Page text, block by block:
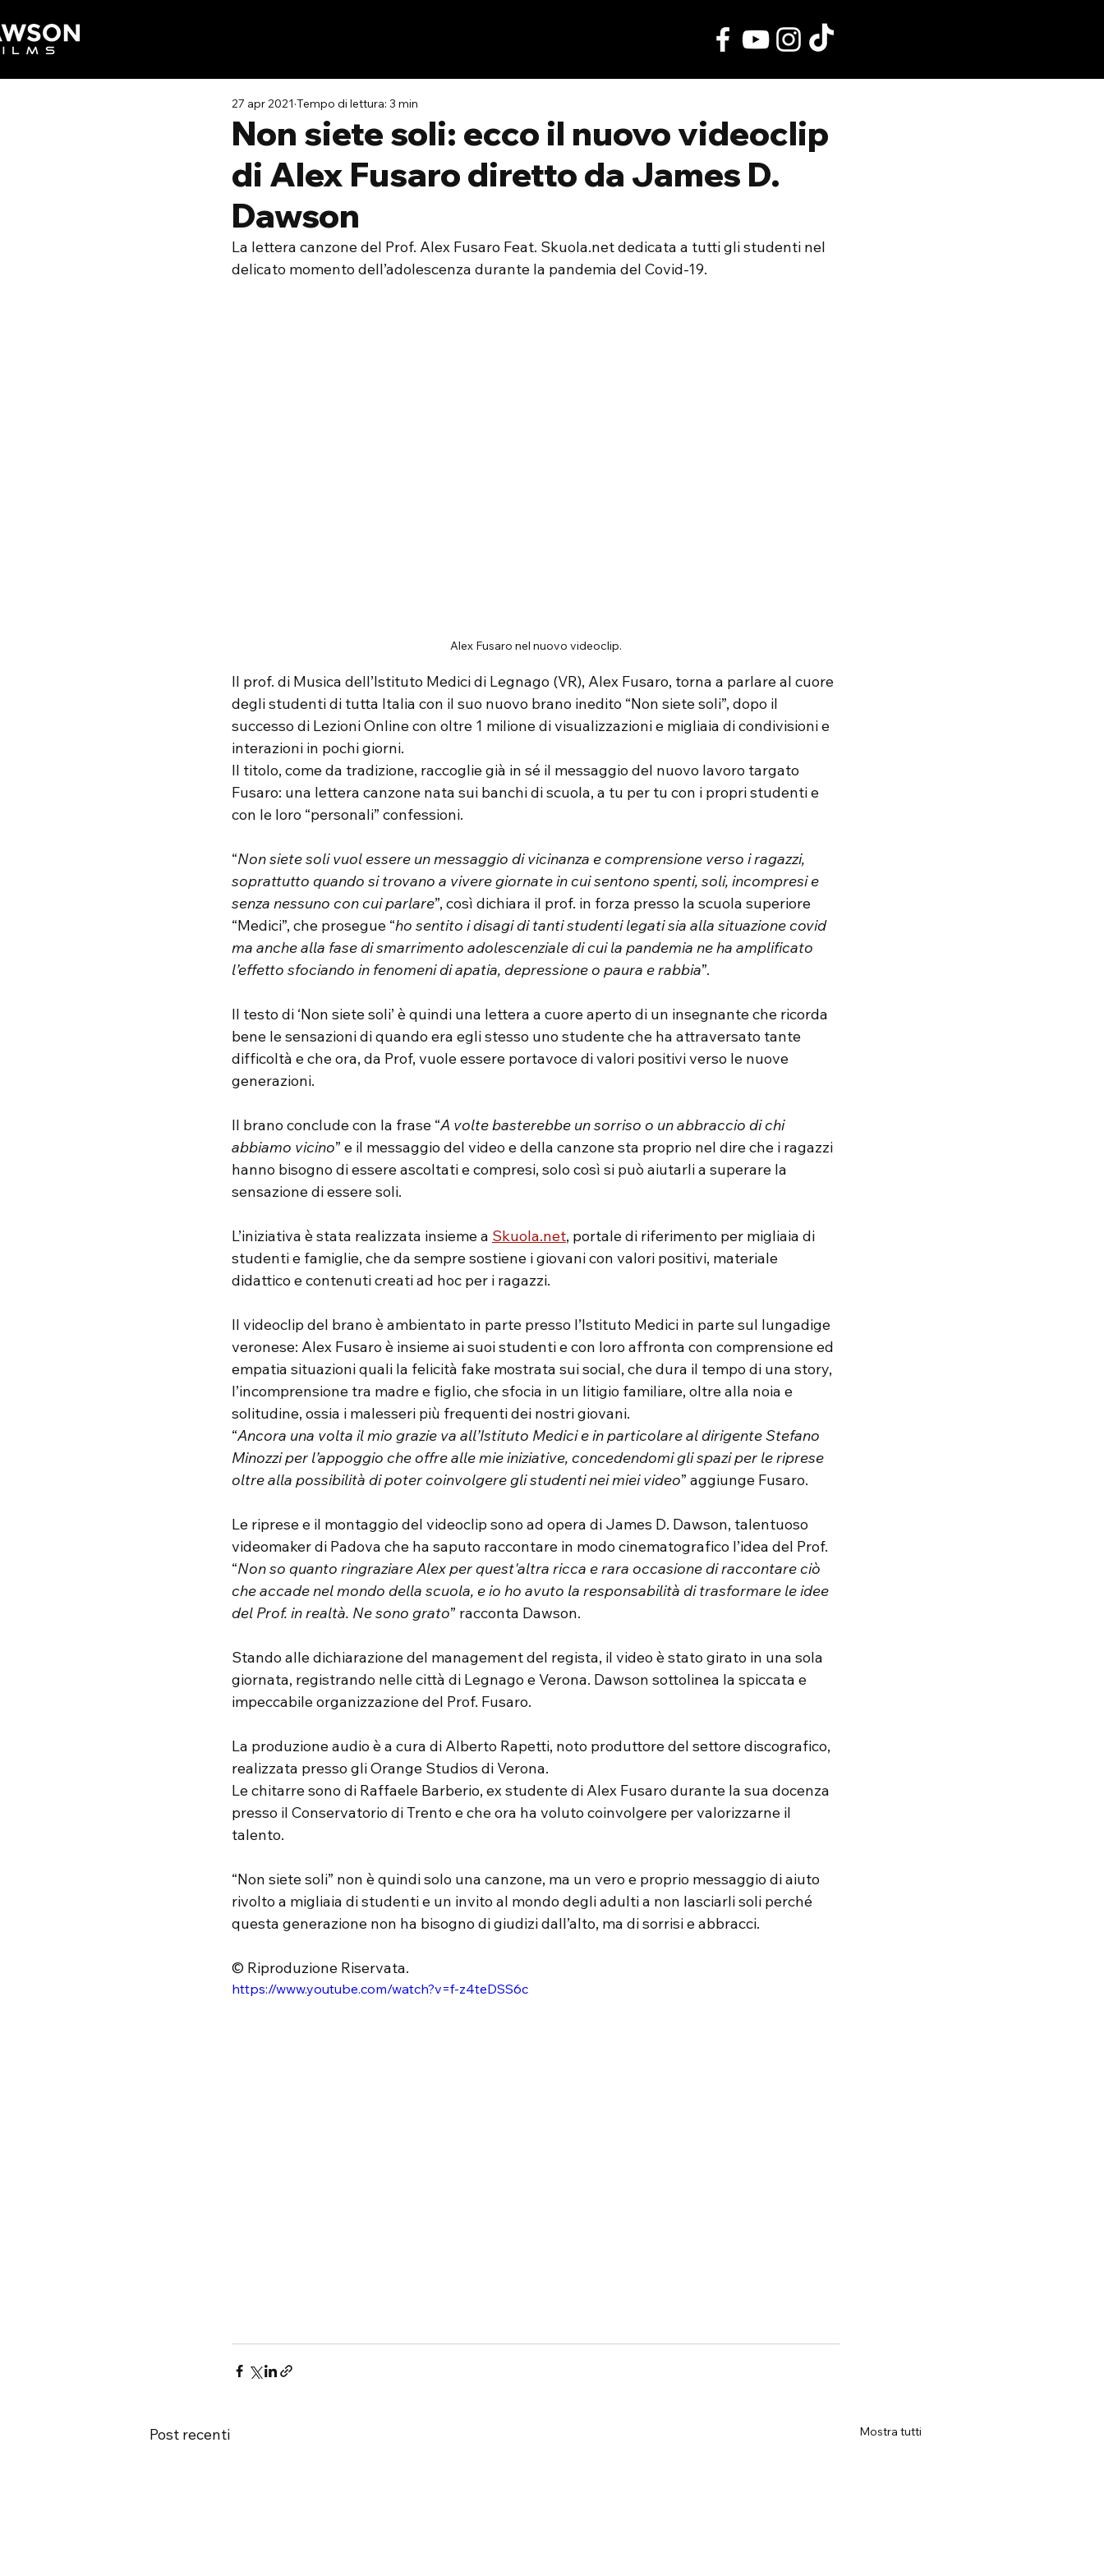
Non siete soli: ecco il nuovo videoclip
di Alex Fusaro diretto da James D.
Dawson
27 apr 2021 Tempo di lettura: 3 min
La lettera canzone del Prof. Alex Fusaro Feat. Skuola.net dedicata a tutti gli studenti nel
delicato momento dell’adolescenza durante la pandemia del Covid-19.
Alex Fusaro nel nuovo videoclip.
Il prof. di Musica dell’Istituto Medici di Legnago (VR), Alex Fusaro, torna a parlare al cuore
degli studenti di tutta Italia con il suo nuovo brano inedito “Non siete soli”, dopo il
successo di Lezioni Online con oltre 1 milione di visualizzazioni e migliaia di condivisioni e
interazioni in pochi giorni.
Il titolo, come da tradizione, raccoglie già in sé il messaggio del nuovo lavoro targato
Fusaro: una lettera canzone nata sui banchi di scuola, a tu per tu con i propri studenti e
con le loro “personali” confessioni.
“Non siete soli vuol essere un messaggio di vicinanza e comprensione verso i ragazzi,
soprattutto quando si trovano a vivere giornate in cui sentono spenti, soli, incompresi e
senza nessuno con cui parlare”, così dichiara il prof. in forza presso la scuola superiore
“Medici”, che prosegue “ho sentito i disagi di tanti studenti legati sia alla situazione covid
ma anche alla fase di smarrimento adolescenziale di cui la pandemia ne ha amplificato
l’effetto sfociando in fenomeni di apatia, depressione o paura e rabbia”.
Il testo di ‘Non siete soli’ è quindi una lettera a cuore aperto di un insegnante che ricorda
bene le sensazioni di quando era egli stesso uno studente che ha attraversato tante
difficoltà e che ora, da Prof, vuole essere portavoce di valori positivi verso le nuove
generazioni.
Il brano conclude con la frase “A volte basterebbe un sorriso o un abbraccio di chi
abbiamo vicino” e il messaggio del video e della canzone sta proprio nel dire che i ragazzi
hanno bisogno di essere ascoltati e compresi, solo così si può aiutarli a superare la
sensazione di essere soli.
L’iniziativa è stata realizzata insieme a Skuola.net, portale di riferimento per migliaia di
studenti e famiglie, che da sempre sostiene i giovani con valori positivi, materiale
didattico e contenuti creati ad hoc per i ragazzi.
Il videoclip del brano è ambientato in parte presso l’Istituto Medici in parte sul lungadige
veronese: Alex Fusaro è insieme ai suoi studenti e con loro affronta con comprensione ed
empatia situazioni quali la felicità fake mostrata sui social, che dura il tempo di una story,
l’incomprensione tra madre e figlio, che sfocia in un litigio familiare, oltre alla noia e
solitudine, ossia i malesseri più frequenti dei nostri giovani.
“Ancora una volta il mio grazie va all’Istituto Medici e in particolare al dirigente Stefano
Minozzi per l’appoggio che offre alle mie iniziative, concedendomi gli spazi per le riprese
oltre alla possibilità di poter coinvolgere gli studenti nei miei video” aggiunge Fusaro.
Le riprese e il montaggio del videoclip sono ad opera di James D. Dawson, talentuoso
videomaker di Padova che ha saputo raccontare in modo cinematografico l’idea del Prof.
“Non so quanto ringraziare Alex per quest'altra ricca e rara occasione di raccontare ciò
che accade nel mondo della scuola, e io ho avuto la responsabilità di trasformare le idee
del Prof. in realtà. Ne sono grato” racconta Dawson.
Stando alle dichiarazione del management del regista, il video è stato girato in una sola
giornata, registrando nelle città di Legnago e Verona. Dawson sottolinea la spiccata e
impeccabile organizzazione del Prof. Fusaro.
La produzione audio è a cura di Alberto Rapetti, noto produttore del settore discografico,
realizzata presso gli Orange Studios di Verona.
Le chitarre sono di Raffaele Barberio, ex studente di Alex Fusaro durante la sua docenza
presso il Conservatorio di Trento e che ora ha voluto coinvolgere per valorizzarne il
talento.
“Non siete soli” non è quindi solo una canzone, ma un vero e proprio messaggio di aiuto
rivolto a migliaia di studenti e un invito al mondo degli adulti a non lasciarli soli perché
questa generazione non ha bisogno di giudizi dall’alto, ma di sorrisi e abbracci.
© Riproduzione Riservata.
https://www.youtube.com/watch?v=f-z4teDSS6c
Post recenti Mostra tutti